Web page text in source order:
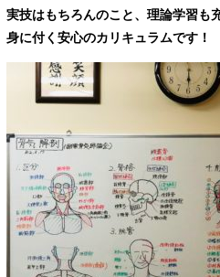
実技はもちろんのこと、理論学習も
身に付く安心のカリキュラムです！